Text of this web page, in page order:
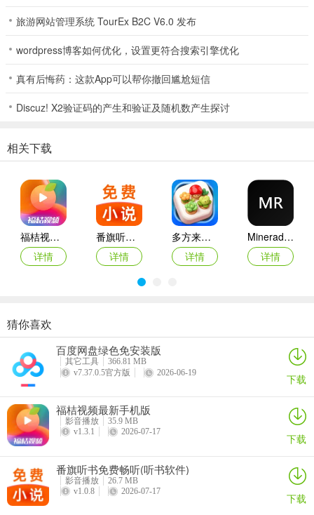
怎么听免费音乐歌曲
想免费听音乐歌曲？那这款软件绝对能满足你！它能免费挖掘超多宝
藏音乐，市面上收费的音乐资源在这里都能免费下载。软件贴心地将
所有音乐资源分类，能节省你查找时间，还能按作品名称、演唱者名
称查找。自动更新歌词，还有原版MV可看。支持导入本地音乐资源播
放，多种格式都行。亮点也不少，音乐资源不间断更新，方便下载。
享，把你喜欢的音乐类型一起推荐。所有作品资源全部免费，让你邂
逅各种美妙音乐。无论开心难过，它都能为你制定专属音乐列表，喜
欢的歌曲随意循环播放，随时打开就能沉浸在音乐世界，尽情享受音
旅游网站管理系统 TourEx B2C V6.0 发布
wordpress博客如何优化，设置更符合搜索引擎优化
真有后悔药：这款App可以帮你撤回尴尬短信
Discuz! X2验证码的产生和验证及随机数产生探讨
相关下载
福桔视频最新手机版
详情
番旗听书免费畅听(听书软件)
详情
多方来财2026(图片处理工具)
详情
Mineradio手机版
详情
人人剧场
详情
吃鸡录屏app
详情
人人影视tv客户端
4K视频
猜你喜欢
百度网盘绿色免安装版
其它工具
366.81 MB
v7.37.0.5官方版
2026-06-19 下载
福桔视频最新手机版
影音播放
35.9 MB
v1.3.1
2026-07-17 下载
番旗听书免费畅听(听书软件)
影音播放
26.7 MB
v1.0.8
2026-07-17 下载